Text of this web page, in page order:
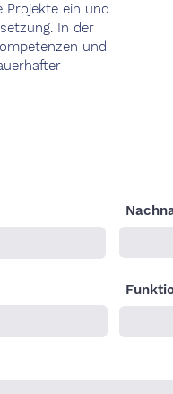
Projekte ein und
In der
und